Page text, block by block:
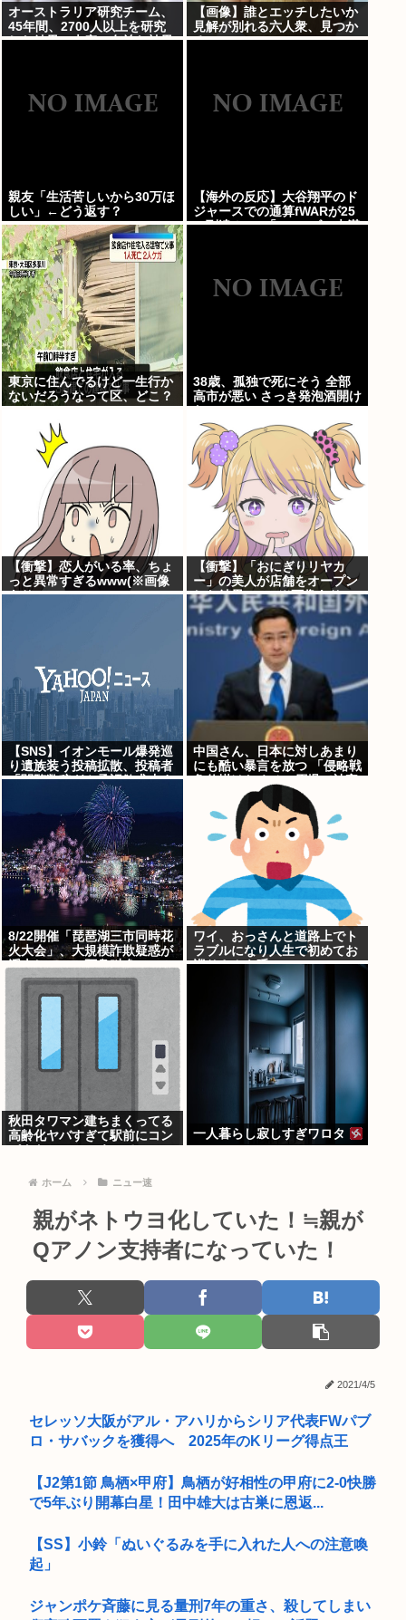
オーストラリア研究チーム、
45年間、2700人以上を研究
した結果。大麻に有益な効果
【画像】誰とエッチしたいか
見解が別れる六人衆、見つか
るwww
親友「生活苦しいから30万ほ
しい」←どう返す？
【海外の反応】大谷翔平のド
ジャースでの通算fWARが25
に到達！ → 「3シーズン未満
なるのか楽しみ」
東京に住んでるけど一生行か
ないだろうなって区、どこ？
38歳、孤独で死にそう 全部
高市が悪い さっき発泡酒開け
【衝撃】恋人がいる率、ちょ
っと異常すぎるwww(※画像
あり)
【衝撃】「おにぎりリヤカ
ー」の美人が店舗をオープン
した結果www(※画像あり)
【SNS】イオンモール爆発巡
り遺族装う投稿拡散、投稿者
「閲覧数稼ぎや承認欲求止ま
らなくなった」
中国さん、日本に対しあまり
にも酷い暴言を放つ 「侵略戦
争仕掛けたくせに原爆で被害
者ビジネスするな」
8/22開催「琵琶湖三市同時花
火大会」、大規模詐欺疑惑が
浮上してSNS阿鼻叫喚
ワイ、おっさんと道路上でト
ラブルになり人生で初めてお
巡りさんを呼ぶ
秋田タワマン建ちまくってる
高齢化ヤバすぎて駅前にコン
一人暮らし寂しすぎワロタ
ホーム ニュー速
親がネトウヨ化していた！≒親が
Qアノン支持者になっていた！
2021/4/5
セレッソ大阪がアル・アハリからシリア代表FWパブ
ロ・サバックを獲得へ 2025年のKリーグ得点王
【J2第1節 鳥栖×甲府】鳥栖が好相性の甲府に2-0快勝
で5年ぶり開幕白星！田中雄大は古巣に恩返...
【SS】小鈴「ぬいぐるみを手に入れた人への注意喚
起」
ジャンポケ斉藤に見る量刑7年の重さ、殺してしまい